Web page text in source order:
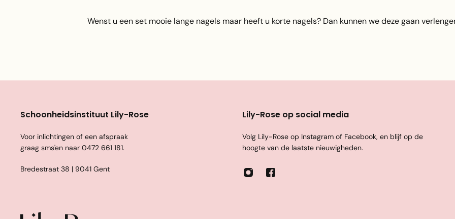
Wenst u een set mooie lange nagels maar heeft u korte nagels? Dan kunnen we deze gaan
Schoonheidsinstituut Lily-Rose
Voor inlichtingen of een afspraak
graag sms'en naar 0472 661 181.
Bredestraat 38 | 9041 Gent
Lily-Rose op social media
Volg Lily-Rose op Instagram of Facebook, en blijf op de
hoogte van de laatste nieuwigheden.